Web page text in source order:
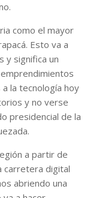
como el mayor
Esto va a
y significa un
a la tecnología hoy
y no verse
presidencial de la
a partir de
carretera digital
abriendo una